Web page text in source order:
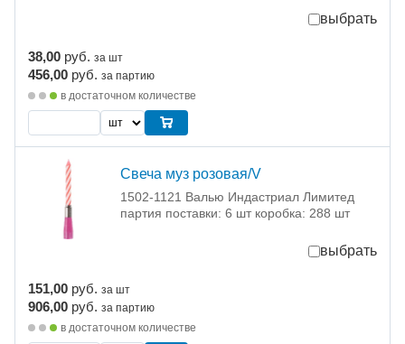
выбрать
38,00 руб. за шт
456,00 руб. за партию
в достаточном количестве
Свеча муз розовая/V
1502-1121 Валью Индастриал Лимитед
партия поставки: 6 шт коробка: 288 шт
выбрать
151,00 руб. за шт
906,00 руб. за партию
в достаточном количестве